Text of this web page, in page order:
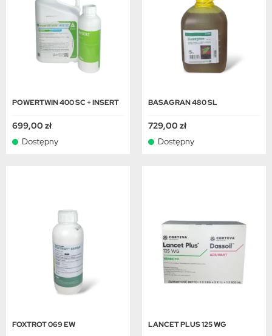
POWERTWIN 400 SC + INSERT
699,00 zł
Dostępny
BASAGRAN 480 SL
729,00 zł
Dostępny
FOXTROT 069 EW LANCET PLUS 125 WG